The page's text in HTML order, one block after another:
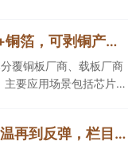
【机构龙虎榜解读】PCB+先进封装+铜箔，可剥铜产品通过了部分覆铜板厂商、载板厂商及相关芯片终端的认证，持续获得小批量订单，主要应用场景包括芯片封装光模块用PCB，机构大额净买入这家公司
覆铜板厂商、载板厂商
要应用场景包括芯片封
合规资质，这家公司获净
【九点特供周回顾】从超跌到情绪升温再到反弹，栏目梳理AI应用题材逻辑，AI教育人气公司解读后获4连板